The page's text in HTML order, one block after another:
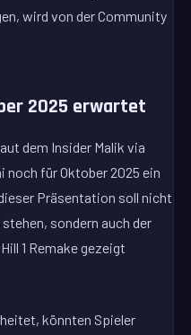
wird von der Community
2025 erwartet
dem Insider Malik via
für Oktober 2025 ein
Präsentation soll nicht
sondern auch der
1 Remake gezeigt
könnten Spieler